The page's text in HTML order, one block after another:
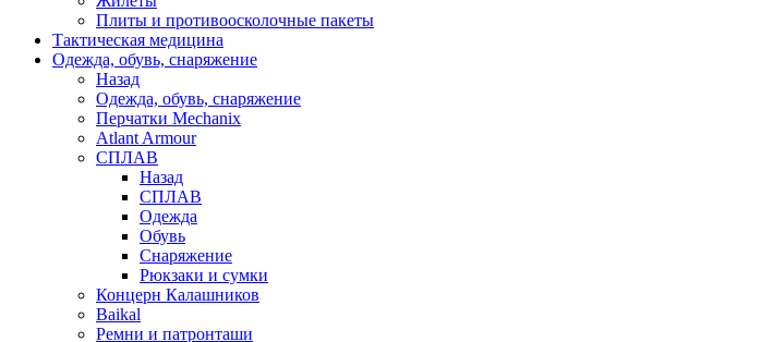
Плиты и противоосколочные пакеты
Тактическая медицина
Одежда, обувь, снаряжение
Назад
Одежда, обувь, снаряжение
Перчатки Mechanix
Atlant Armour
СПЛАВ
Назад
СПЛАВ
Одежда
Обувь
Снаряжение
Рюкзаки и сумки
Концерн Калашников
Baikal
Ремни и патронташи